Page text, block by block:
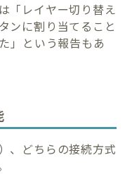
「レイヤー切り替え
ンに割り当てること
」という報告もあ
、どちらの接続方式